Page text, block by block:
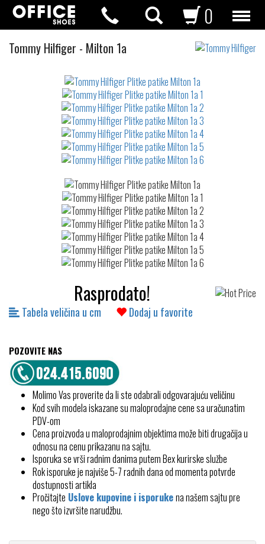
0
Tommy Hilfiger Plitke
- Milton 1a
Rasprodato!
Tabela veličina u cm Dodaj u favorite
POZOVITE NAS
Molimo Vas proverite da li ste odabrali odgovarajuću veličinu
Kod svih modela iskazane su maloprodajne cene sa uračunatim
PDV-om
Cena proizvoda u maloprodajnim objektima može biti drugačija u
odnosu na cenu prikazanu na sajtu.
Isporuka se vrši radnim danima putem Bex kurirske službe
Rok isporuke je najviše 5-7 radnih dana od momenta potvrde
dostupnosti artikla
Pročitajte Uslove kupovine i isporukena našem sajtu pre
nego što izvršite narudžbu.